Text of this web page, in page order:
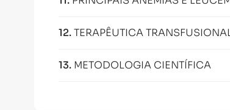
12.TERAPÊUTICA
13. METODOLOGIA CIENTÍFICA